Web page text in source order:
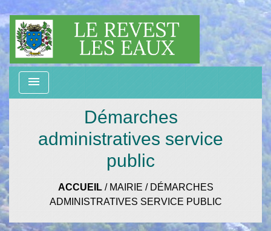
menu
Démarches
administratives service
public
ACCUEIL/ MAIRIE / DÉMARCHES
ADMINISTRATIVES SERVICE PUBLIC